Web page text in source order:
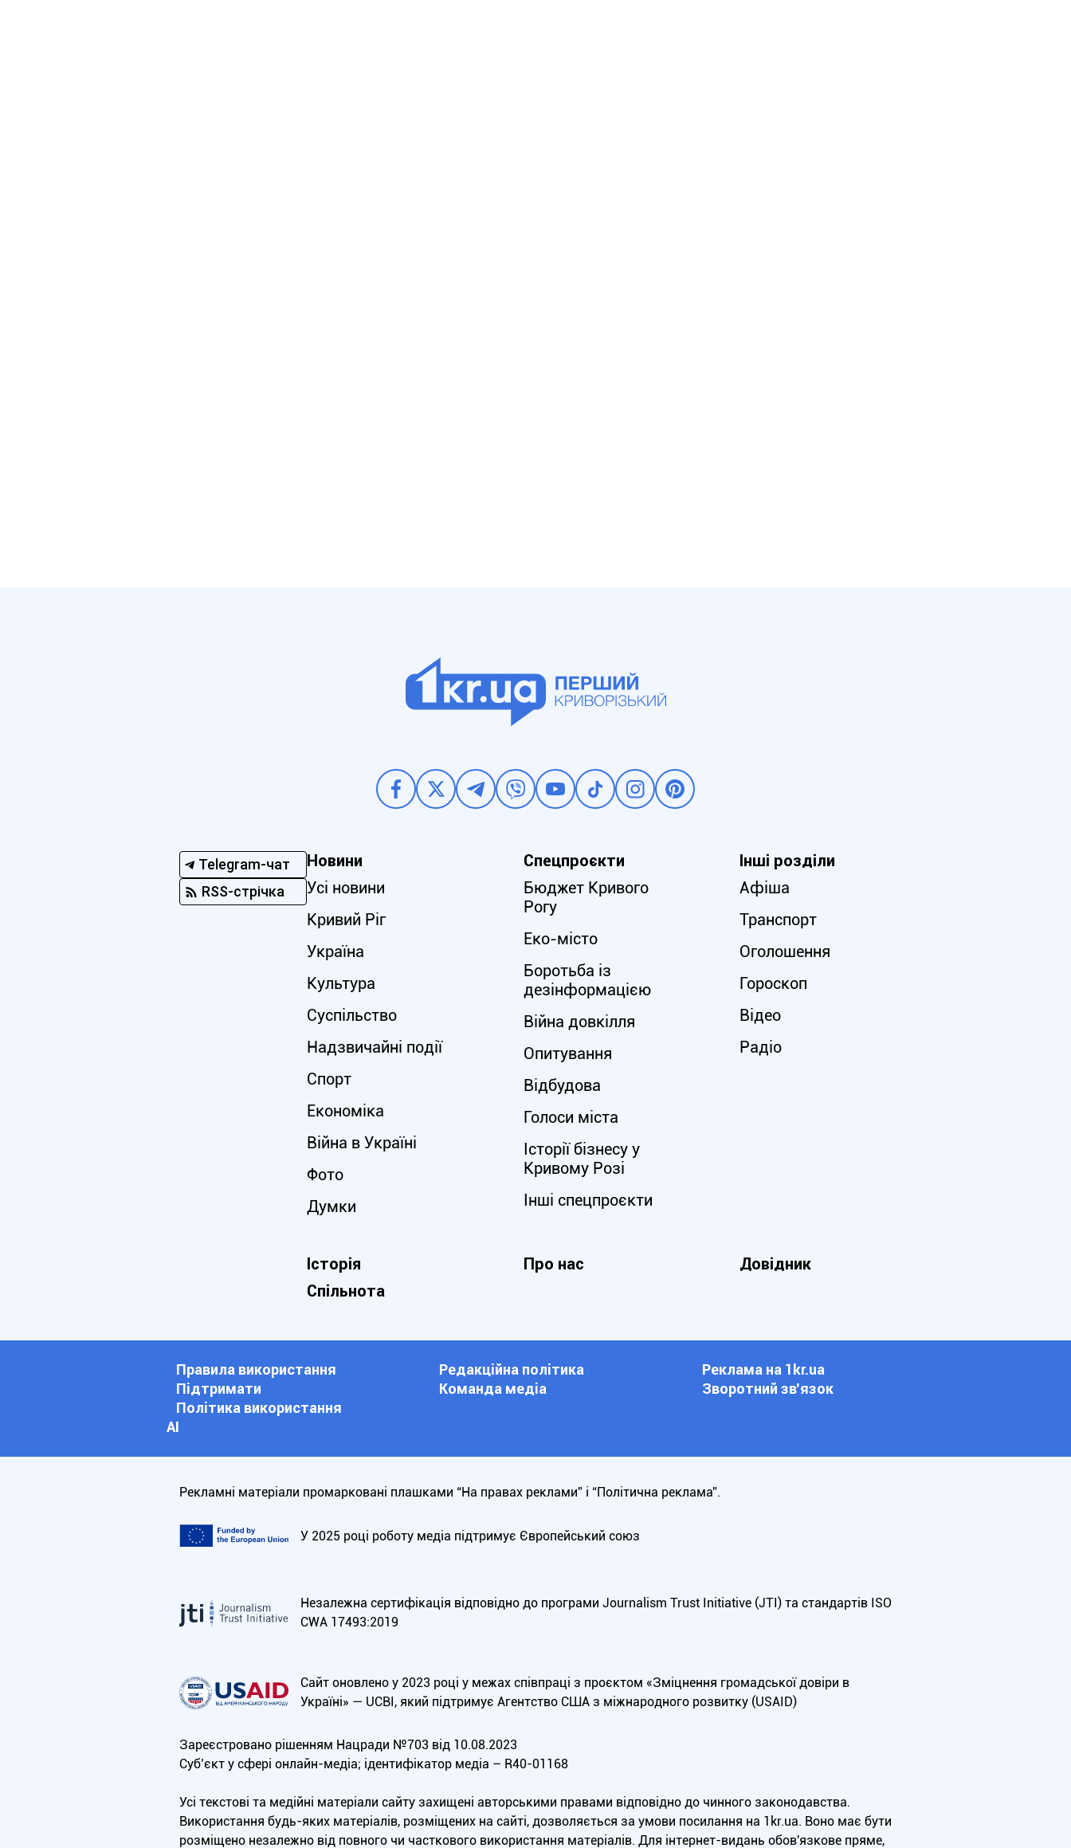
Telegram-чат
RSS-стрічка
Новини
Усі новини
Кривий Ріг
Україна
Культура
Суспільство
Надзвичайні події
Спорт
Економіка
Війна в Україні
Фото
Думки
Спецпроєкти
Бюджет Кривого
Рогу
Еко-місто
Боротьба із
дезінформацією
Війна довкілля
Опитування
Відбудова
Голоси міста
Історії бізнесу у
Кривому Розі
Інші спецпроєкти
Інші розділи
Афіша
Транспорт
Оголошення
Гороскоп
Відео
Радіо
Історія Про нас
Довідник
Спільнота
Правила використання Редакційна політика
Реклама на 1kr.ua
Підтримати
Команда медіа
Зворотний зв'язок
Політика використання
АІ
Рекламні матеріали промарковані плашками “На правах реклами” і “Політична реклама”.
У 2025 році роботу медіа підтримує Європейський союз
Незалежна сертифікація відповідно до програми Journalism Trust Initiative (JTI) та стандартів ISO
CWA 17493:2019
Сайт оновлено у 2023 році у межах співпраці з проєктом «Зміцнення громадської довіри в
Україні» — UCBI, який підтримує Агентство США з міжнародного розвитку (USAID)
Зареєстровано рішенням Нацради №703 від 10.08.2023
Cуб’єкт у сфері онлайн-медіа; ідентифікатор медіа – R40-01168
Усі текстові та медійні матеріали сайту захищені авторськими правами відповідно до чинного законодавства.
Використання будь-яких матеріалів, розміщених на сайті, дозволяється за умови посилання на 1kr.ua. Воно має бути
розміщено незалежно від повного чи часткового використання матеріалів. Для інтернет-видань обов'язкове пряме,